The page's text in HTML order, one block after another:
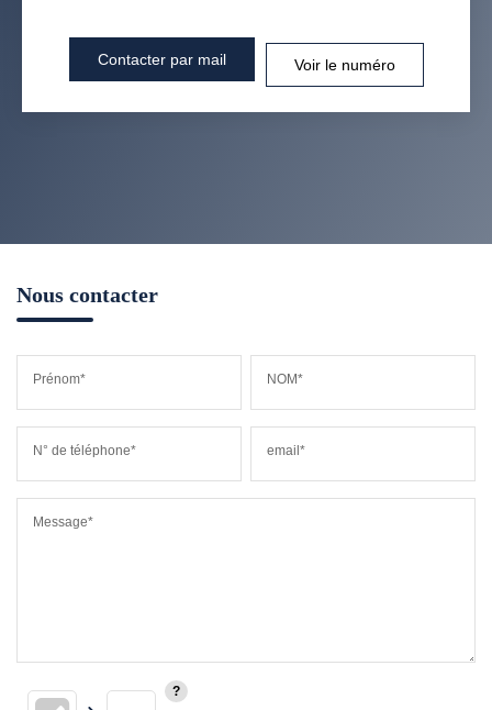
Contacter par mail Voir le numéro
Nous contacter
Prénom* NOM*
N° de téléphone* email*
Message*